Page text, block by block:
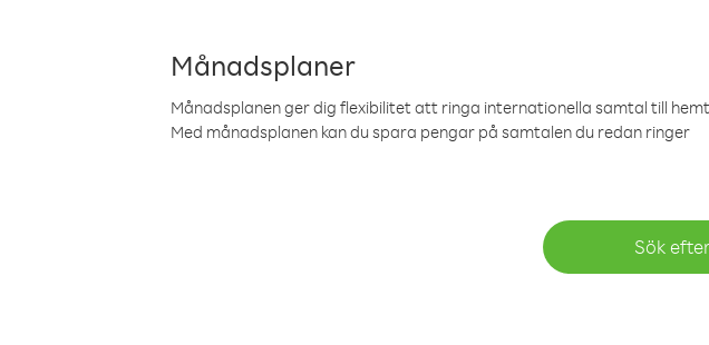
Månadsplaner
Månadsplanen ger dig flexibilitet att ringa internationella samtal till
Med månadsplanen kan du spara pengar på samtalen du redan ringer
Sök